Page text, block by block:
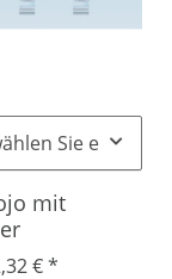
Sie eine
mit
€*